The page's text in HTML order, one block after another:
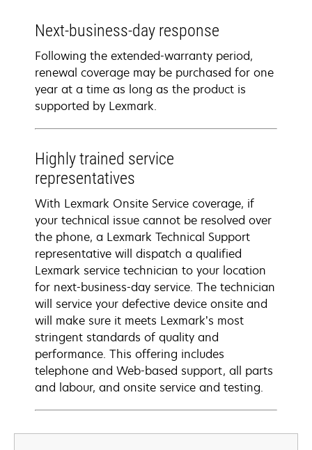
Next-business-day response
Following the extended-warranty period,
renewal coverage may be purchased for one
year at a time as long as the product is
supported by Lexmark.
Highly trained service
representatives
With Lexmark Onsite Service coverage, if
your technical issue cannot be resolved over
the phone, a Lexmark Technical Support
representative will dispatch a qualified
Lexmark service technician to your location
for next-business-day service. The technician
will service your defective device onsite and
will make sure it meets Lexmark’s most
stringent standards of quality and
performance. This offering includes
telephone and Web-based support, all parts
and labour, and onsite service and testing.